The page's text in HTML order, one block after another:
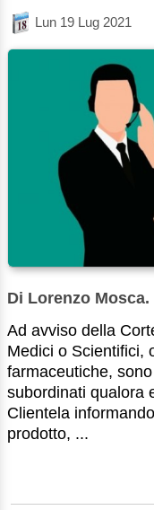
Lun 19 Lug 2021
Di Lorenzo Mosca.
Ad avviso della
Medici o Scientifici,
farmaceutiche,
subordinati qualora
Clientela
prodotto, ...